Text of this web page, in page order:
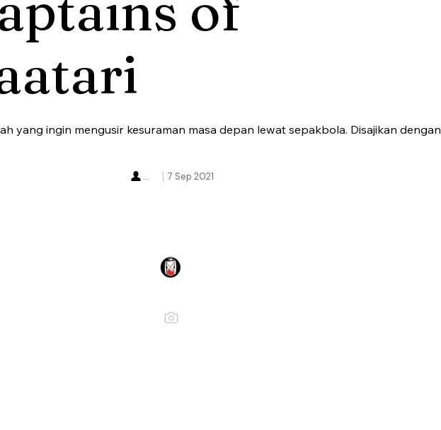
yang ingin mengusir kesuraman masa depan lewat sepakbola. Disajikan dengan
7 Sep 2021
...